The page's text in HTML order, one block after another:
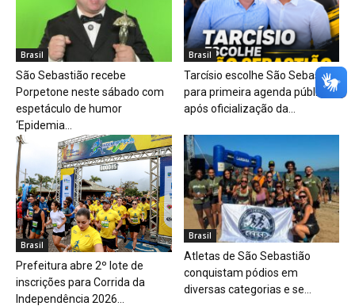
Brasil
São Sebastião recebe
Porpetone neste sábado com
espetáculo de humor
‘Epidemia...
Brasil
Tarcísio escolhe São Sebastião
para primeira agenda pública
após oficialização da...
Brasil
Prefeitura abre 2º lote de
inscrições para Corrida da
Independência 2026...
Brasil
Atletas de São Sebastião
conquistam pódios em
diversas categorias e se...